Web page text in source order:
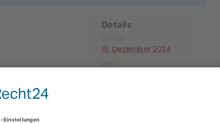
Details
19. Dezember 2024
ZEIT: